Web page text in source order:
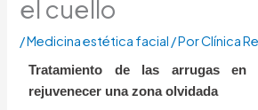
el cuello
/Medicina estética facial / PorClínica
Tratamiento de las arrugas
rejuvenecer una zona olvidada